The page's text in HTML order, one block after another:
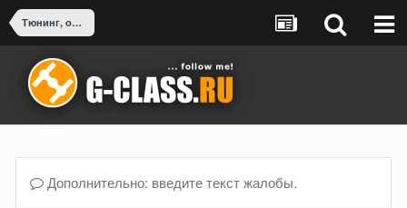
Тюнинг, оснащение, доработка G-Class
Дополнительно: введите текст жалобы.